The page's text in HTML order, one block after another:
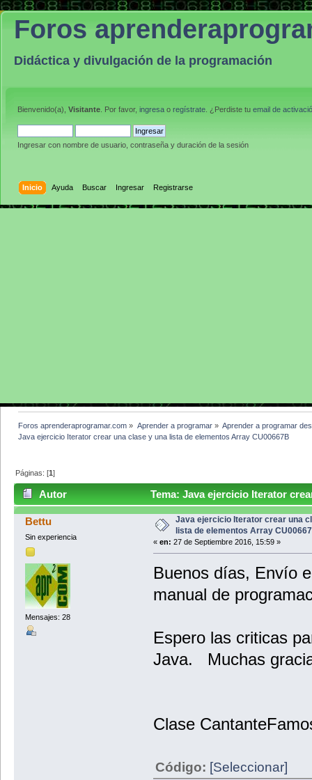
Foros
Didáctica y divulgación de la programación
Bienvenido(a), Visitante . Por favor, ingresa o regístrate . ¿Perdiste tu email de
Ingresar con nombre de usuario, contraseña y duración de la sesión
Inicio Ayuda Buscar Ingresar Registrarse
Foros aprenderaprogramar.com » Aprender a programar» Aprender a programar
Java ejercicio Iterator crear una clase y una lista de elementos Array CU00667B
Páginas: [1]
Autor
Tema: Java ejercicio Iterator
CU00667B (Leído 4197 veces)
Bettu
Sin experiencia
Mensajes: 28
Java ejercicio Iterator crear una
lista de elementos Array
« en: 27 de Septiembre 2016, 15:59 »
Buenos días, Envío
manual de
Espero las criticas
Java. Muchas
Clase
Código: [Seleccionar]